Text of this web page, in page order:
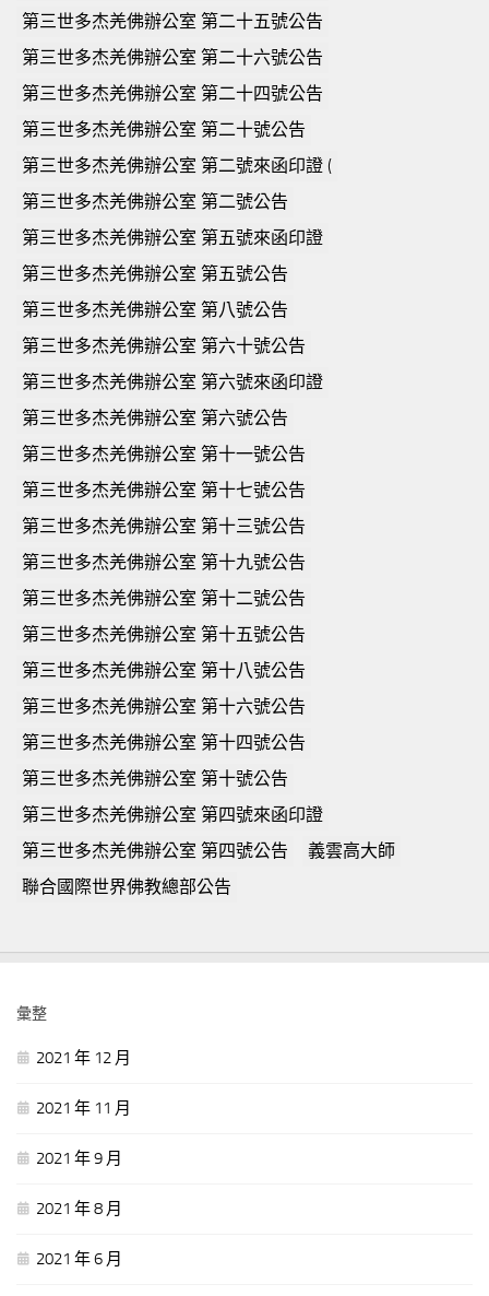
第三世多杰羌佛辦公室 第二十五號公告
第三世多杰羌佛辦公室 第二十六號公告
第三世多杰羌佛辦公室 第二十四號公告
第三世多杰羌佛辦公室 第二十號公告
第三世多杰羌佛辦公室 第二號來函印證 (
第三世多杰羌佛辦公室 第二號公告
第三世多杰羌佛辦公室 第五號來函印證
第三世多杰羌佛辦公室 第五號公告
第三世多杰羌佛辦公室 第八號公告
第三世多杰羌佛辦公室 第六十號公告
第三世多杰羌佛辦公室 第六號來函印證
第三世多杰羌佛辦公室 第六號公告
第三世多杰羌佛辦公室 第十一號公告
第三世多杰羌佛辦公室 第十七號公告
第三世多杰羌佛辦公室 第十三號公告
第三世多杰羌佛辦公室 第十九號公告
第三世多杰羌佛辦公室 第十二號公告
第三世多杰羌佛辦公室 第十五號公告
第三世多杰羌佛辦公室 第十八號公告
第三世多杰羌佛辦公室 第十六號公告
第三世多杰羌佛辦公室 第十四號公告
第三世多杰羌佛辦公室 第十號公告
第三世多杰羌佛辦公室 第四號來函印證
第三世多杰羌佛辦公室 第四號公告
義雲高大師
聯合國際世界佛教總部公告
彙整
2021 年 12 月
2021 年 11 月
2021 年 9 月
2021 年 8 月
2021 年 6 月